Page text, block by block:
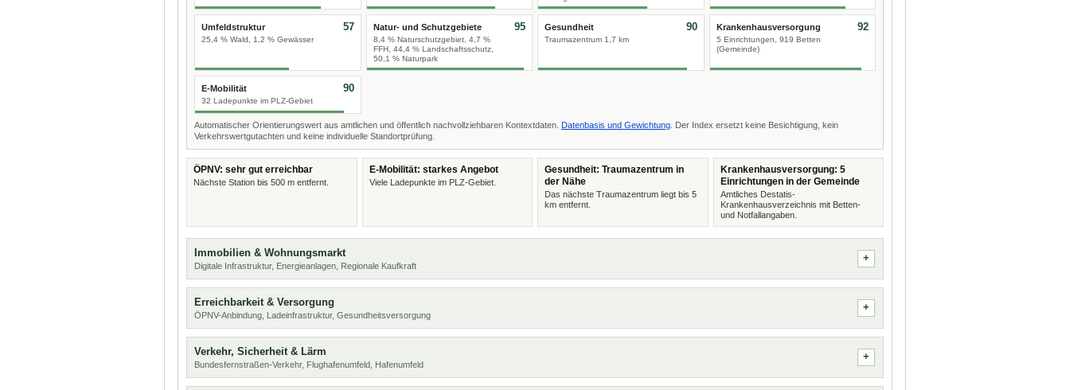
Umfeldstruktur
25,4 % Wald, 1,2 % Gewässer
57 Natur- und Schutzgebiete
8,4 % Naturschutzgebiet, 4,7 %
FFH, 44,4 % Landschaftsschutz,
50,1 % Naturpark
95 Gesundheit
Traumazentrum 1,7 km
90 Krankenhausversorgung
5 Einrichtungen, 919 Betten
(Gemeinde)
92
E-Mobilität
32 Ladepunkte im PLZ-Gebiet
90
Automatischer Orientierungswert aus amtlichen und öffentlich nachvollziehbaren Kontextdaten. Datenbasis und Gewichtung . Der Index ersetzt keine Besichtigung, kein
Verkehrswertgutachten und keine individuelle Standortprüfung.
ÖPNV: sehr gut erreichbar
Nächste Station bis 500 m entfernt.
E-Mobilität: starkes Angebot
Viele Ladepunkte im PLZ-Gebiet.
Gesundheit: Traumazentrum in
der Nähe
Das nächste Traumazentrum liegt bis 5
km entfernt.
Krankenhausversorgung: 5
Einrichtungen in der Gemeinde
Amtliches Destatis-
Krankenhausverzeichnis mit Betten-
und Notfallangaben.
Immobilien & Wohnungsmarkt
Digitale Infrastruktur, Energieanlagen, Regionale Kaufkraft
Erreichbarkeit & Versorgung
ÖPNV-Anbindung, Ladeinfrastruktur, Gesundheitsversorgung
Verkehr, Sicherheit & Lärm
Bundesfernstraßen-Verkehr, Flughafenumfeld, Hafenumfeld